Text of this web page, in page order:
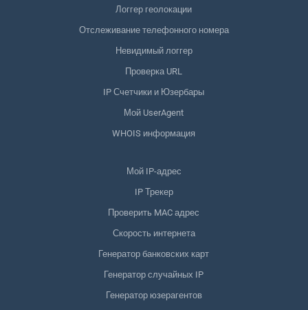
Логгер геолокации
Отслеживание телефонного номера
Невидимый логгер
Проверка URL
IP Счетчики и Юзербары
Мой UserAgent
WHOIS информация
Мой IP-адрес
IP Трекер
Проверить MAC адрес
Скорость интернета
Генератор банковских карт
Генератор случайных IP
Генератор юзерагентов